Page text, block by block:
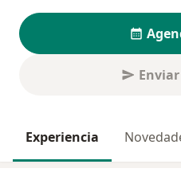
Experiencia